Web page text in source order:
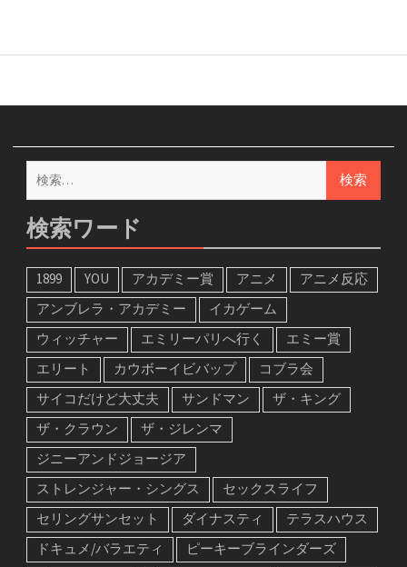
検
索:
検索ワード
1899 YOU アカデミー賞 アニメ
アニメ反応
アンブレラ・アカデミー
イカゲーム
ウィッチャー
エミリーパリへ行く
エミー賞
エリート
カウボーイビバップ
コブラ会
サイコだけど大丈夫
サンドマン
ザ・キング
ザ・クラウン
ザ・ジレンマ
ジニーアンドジョージア
ストレンジャー・シングス
セックスライフ
セリングサンセット
ダイナスティ
テラスハウス
ドキュメ/バラエティ
ピーキーブラインダーズ